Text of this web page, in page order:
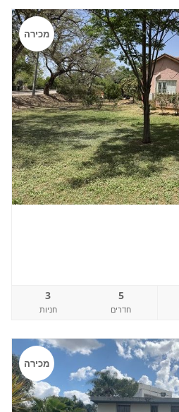
מכירה
5
חדרים
3
חניות
מכירה